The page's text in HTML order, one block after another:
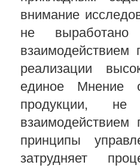
внимание
не выработано
взаимодействием
реализации
единое Мнение
продукции, не
принципы
затрудняет